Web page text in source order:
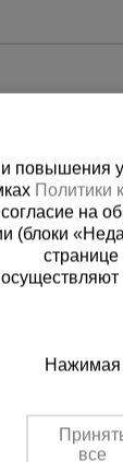
по России
повышения
Политики
на
(блоки
странице
Нажимая
все